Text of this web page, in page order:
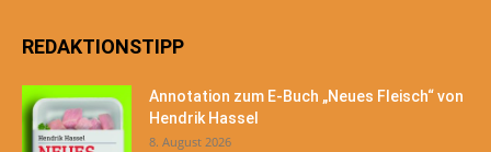
REDAKTIONSTIPP
Annotation zum E-Buch „Neues Fleisch“ von
Hendrik Hassel
8. August 2026